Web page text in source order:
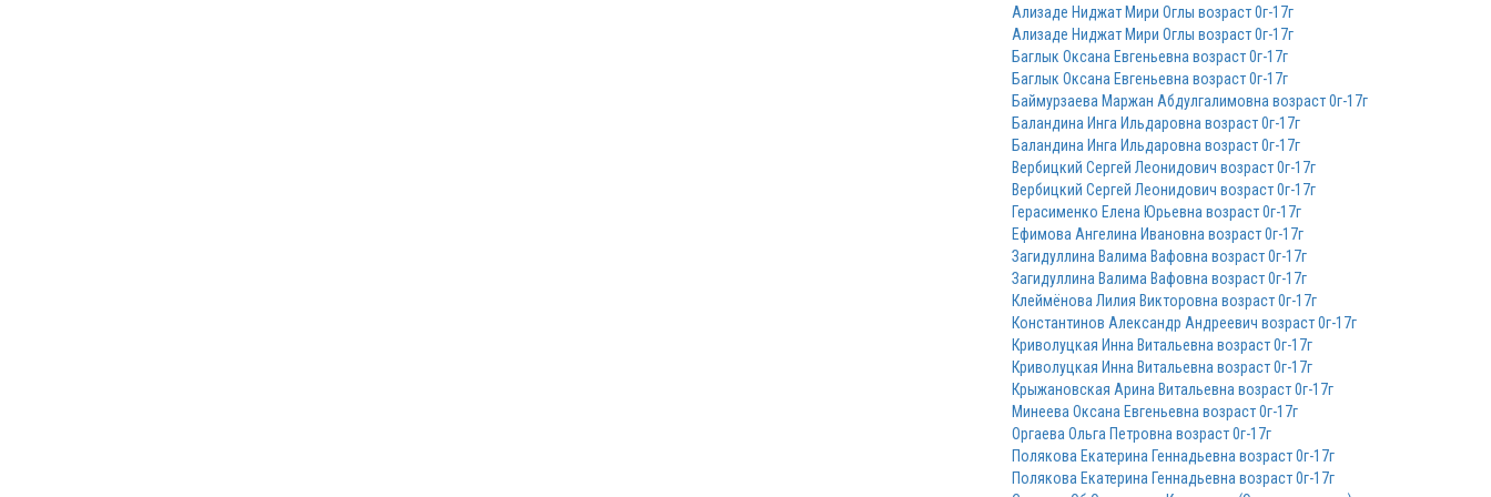
Ализаде Ниджат Мири Оглы возраст 0г-17г
Ализаде Ниджат Мири Оглы возраст 0г-17г
Баглык Оксана Евгеньевна возраст 0г-17г
Баглык Оксана Евгеньевна возраст 0г-17г
Баймурзаева Маржан Абдулгалимовна возраст 0г-17г
Баландина Инга Ильдаровна возраст 0г-17г
Баландина Инга Ильдаровна возраст 0г-17г
Вербицкий Сергей Леонидович возраст 0г-17г
Вербицкий Сергей Леонидович возраст 0г-17г
Герасименко Елена Юрьевна возраст 0г-17г
Ефимова Ангелина Ивановна возраст 0г-17г
Загидуллина Валима Вафовна возраст 0г-17г
Загидуллина Валима Вафовна возраст 0г-17г
Клеймёнова Лилия Викторовна возраст 0г-17г
Константинов Александр Андреевич возраст 0г-17г
Криволуцкая Инна Витальевна возраст 0г-17г
Криволуцкая Инна Витальевна возраст 0г-17г
Крыжановская Арина Витальевна возраст 0г-17г
Минеева Оксана Евгеньевна возраст 0г-17г
Оргаева Ольга Петровна возраст 0г-17г
Полякова Екатерина Геннадьевна возраст 0г-17г
Полякова Екатерина Геннадьевна возраст 0г-17г